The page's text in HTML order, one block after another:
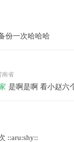
份一次哈哈哈
南省
是啊是啊 看小赵六
::aru:shy::